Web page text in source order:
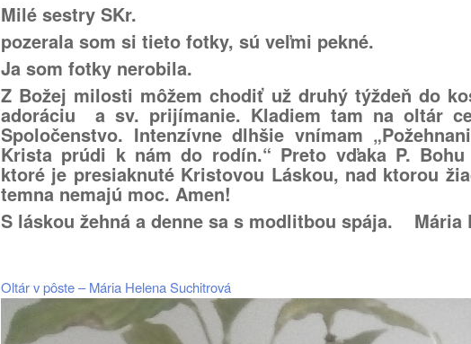
Milé sestry SKr.
pozerala som si tieto fotky, sú veľmi pekné.
Ja som fotky nerobila.
Z Božej milosti môžem chodiť už druhý týždeň do
adoráciu a sv. prijímanie. Kladiem tam na oltár
Spoločenstvo. Intenzívne dlhšie vnímam
Krista prúdi k nám do rodín.“ Preto vďaka P. Bohu
ktoré je presiaknuté Kristovou Láskou, nad ktorou
temna nemajú moc. Amen!
S láskou žehná a denne sa s modlitbou spája. Mária
Oltár v pôste – Mária Helena Suchitrová